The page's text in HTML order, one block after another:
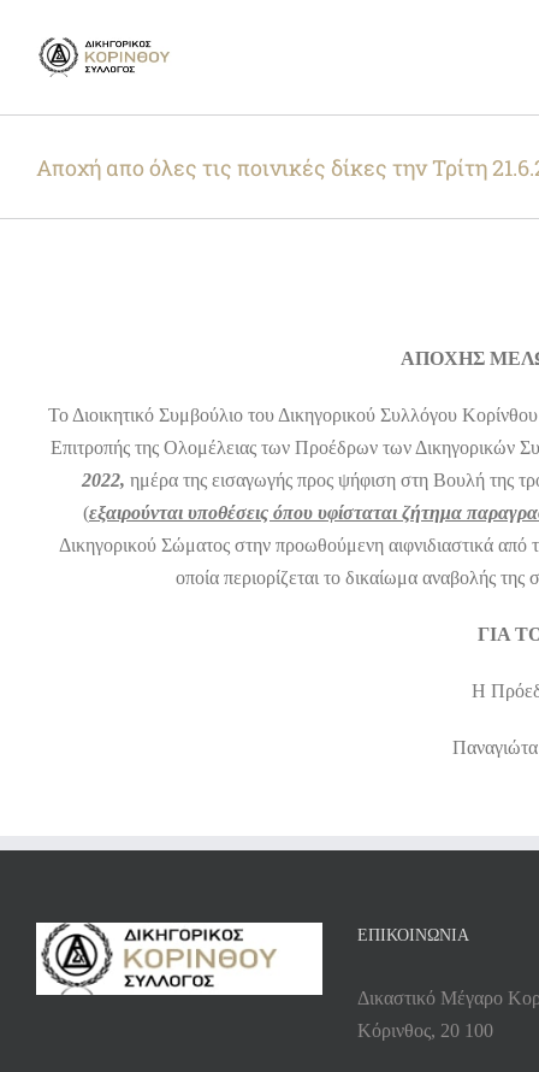
content
Aποχή απο όλες τις ποινικές δίκες την Τρίτη
ΑΠΟΧΗΣ
Το Διοικητικό Συμβούλιο του Δικηγορικού Συλλόγου
Επιτροπής της Ολομέλειας των Προέδρων των Δικηγορικών
2022,ημέρα της εισαγωγής προς ψήφιση στη Βουλή της
(εξαιρούνται υποθέσεις όπου υφίσταται ζήτημα
Δικηγορικού Σώματος στην προωθούμενη αιφνιδιαστικά
οποία περιορίζεται το δικαίωμα αναβολής
ΓΙΑ
Η
ΕΠΙΚΟΙΝΩΝΙΑ
Δικαστικό Μέγαρο
Κόρινθος, 20 100